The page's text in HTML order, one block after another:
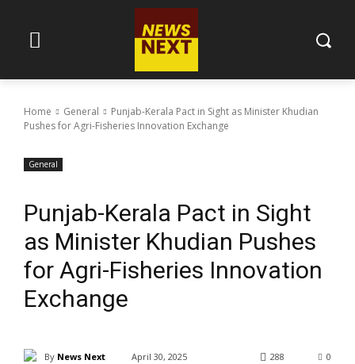
Home General
Punjab-Kerala Pact in Sight as Minister Khudian
Pushes for Agri-Fisheries Innovation Exchange
General
Punjab-Kerala Pact in Sight
as Minister Khudian Pushes
for Agri-Fisheries Innovation
Exchange
By News Next April 30, 2025 0
288